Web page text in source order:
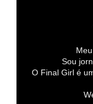
Sou
O Final Girl é